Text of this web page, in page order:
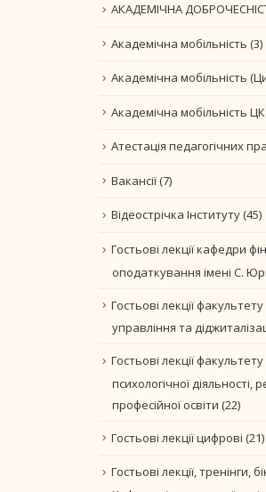
АКАДЕМІЧНА
Академічна мобільність (3)
Академічна мобільність
Академічна мобільність
Атестація педагогічних
Вакансії(7)
Відеострічка Інституту(45)
Гостьові лекції кафедри
оподаткування імені С.
Гостьові лекції
управління та
Гостьові лекції факультету
психологічної діяльності,
професійної освіти (22)
Гостьові лекції цифрові (21)
Гостьові лекції, тренінги,